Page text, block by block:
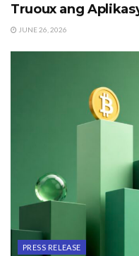
Truoux ang
JUNE 26, 2026
PRESS RELEASE